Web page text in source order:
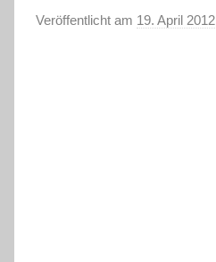
Veröffentlicht am 19. April 2012